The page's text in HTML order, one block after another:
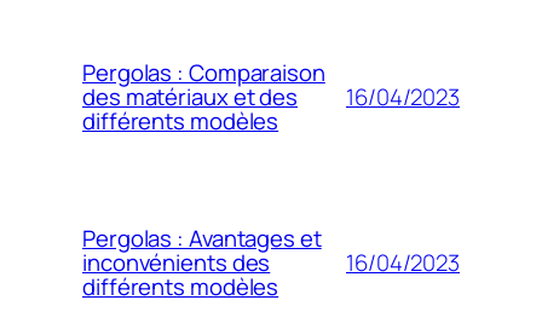
Pergolas : Comparaison
des matériaux et des
différents modèles
16/04/2023
Pergolas : Avantages et
inconvénients des
différents modèles
16/04/2023